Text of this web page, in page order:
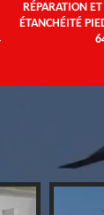
RÉPARATION
ÉTANCHÉITÉ